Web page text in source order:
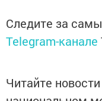
Следите за
Telegram-канале
Читайте